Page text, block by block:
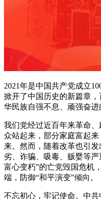
2021年是中国共产党成立
掀开了中国历史的新篇章
华民族自强不息、顽强奋进
我们党经过近百年来革命
众站起来，部分家庭富起
来。然而，随着改革也引
劣、诈骗、吸毒、贩婴等
富心变朽”的亡党毁国危机
端，防御“和平演变”倾向。
不忘初心，牢记使命。中共